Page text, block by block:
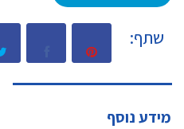
שתף:
מידע נוסף